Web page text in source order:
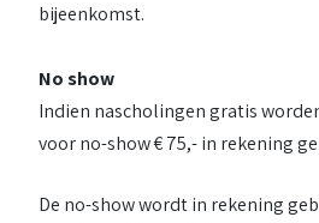
bijeenkomst.
No show
Indien nascholingen gratis
voor no-show € 75,- in rekening
De no-show wordt in rekening